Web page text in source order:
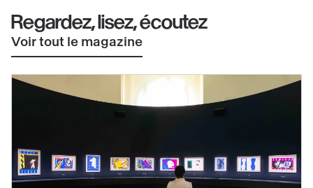
Regardez, lisez, écoutez
Voir tout le magazine